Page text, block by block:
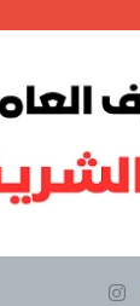
انستقرام